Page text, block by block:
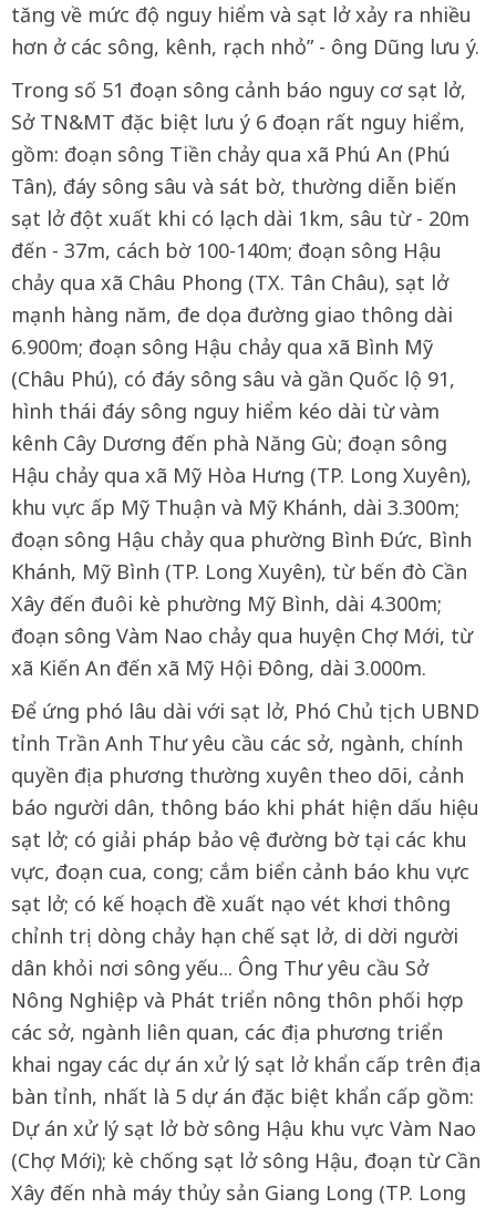
tăng về mức độ nguy hiểm và sạt lở xảy ra nhiều
hơn ở các sông, kênh, rạch nhỏ” - ông Dũng lưu ý.
Trong số 51 đoạn sông cảnh báo nguy cơ sạt lở,
Sở TN&MT đặc biệt lưu ý 6 đoạn rất nguy hiểm,
gồm: đoạn sông Tiền chảy qua xã Phú An (Phú
Tân), đáy sông sâu và sát bờ, thường diễn biến
sạt lở đột xuất khi có lạch dài 1km, sâu từ - 20m
đến - 37m, cách bờ 100-140m; đoạn sông Hậu
chảy qua xã Châu Phong (TX. Tân Châu), sạt lở
mạnh hàng năm, đe dọa đường giao thông dài
6.900m; đoạn sông Hậu chảy qua xã Bình Mỹ
(Châu Phú), có đáy sông sâu và gần Quốc lộ 91,
hình thái đáy sông nguy hiểm kéo dài từ vàm
kênh Cây Dương đến phà Năng Gù; đoạn sông
Hậu chảy qua xã Mỹ Hòa Hưng (TP. Long Xuyên),
khu vực ấp Mỹ Thuận và Mỹ Khánh, dài 3.300m;
đoạn sông Hậu chảy qua phường Bình Đức, Bình
Khánh, Mỹ Bình (TP. Long Xuyên), từ bến đò Cần
Xây đến đuôi kè phường Mỹ Bình, dài 4.300m;
đoạn sông Vàm Nao chảy qua huyện Chợ Mới, từ
xã Kiến An đến xã Mỹ Hội Đông, dài 3.000m.
Để ứng phó lâu dài với sạt lở, Phó Chủ tịch UBND
tỉnh Trần Anh Thư yêu cầu các sở, ngành, chính
quyền địa phương thường xuyên theo dõi, cảnh
báo người dân, thông báo khi phát hiện dấu hiệu
sạt lở; có giải pháp bảo vệ đường bờ tại các khu
vực, đoạn cua, cong; cắm biển cảnh báo khu vực
sạt lở; có kế hoạch đề xuất nạo vét khơi thông
chỉnh trị dòng chảy hạn chế sạt lở, di dời người
dân khỏi nơi sông yếu... Ông Thư yêu cầu Sở
Nông Nghiệp và Phát triển nông thôn phối hợp
các sở, ngành liên quan, các địa phương triển
khai ngay các dự án xử lý sạt lở khẩn cấp trên địa
bàn tỉnh, nhất là 5 dự án đặc biệt khẩn cấp gồm:
Dự án xử lý sạt lở bờ sông Hậu khu vực Vàm Nao
(Chợ Mới); kè chống sạt lở sông Hậu, đoạn từ Cần
Xây đến nhà máy thủy sản Giang Long (TP. Long